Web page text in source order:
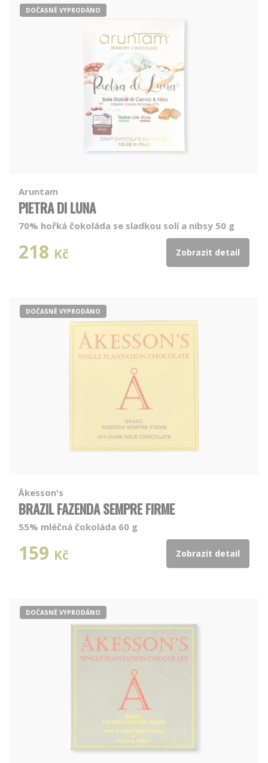
DOČASNĚ VYPRODÁNO
Aruntam
PIETRA DI LUNA
70% hořká čokoláda se sladkou solí a nibsy 50 g
218 Kč Zobrazit detail
DOČASNĚ VYPRODÁNO
Åkesson's
BRAZIL FAZENDA SEMPRE FIRME
55% mléčná čokoláda 60 g
159 Kč Zobrazit detail
DOČASNĚ VYPRODÁNO